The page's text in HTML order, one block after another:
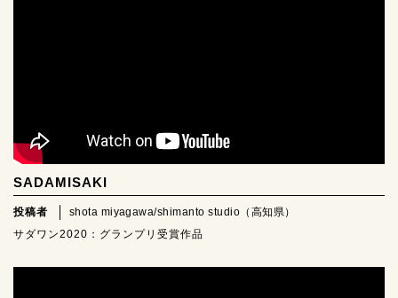
SADAMISAKI
投稿者
shota miyagawa/shimanto studio（高知県）
サダワン2020：グランプリ受賞作品